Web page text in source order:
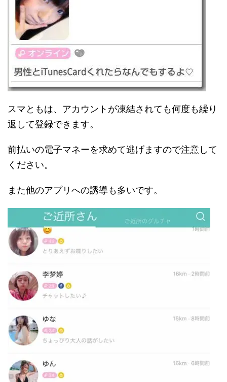
スマともは、アカウントが凍結されても何度も繰り
返して登録できます。
前払いの電子マネーを求めて逃げますので注意して
ください。
また他のアプリへの誘導も多いです。